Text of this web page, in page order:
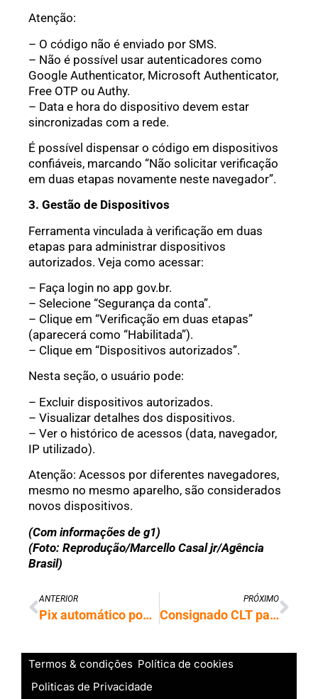
Atenção:
– O código não é enviado por SMS.
– Não é possível usar autenticadores como
Google Authenticator, Microsoft Authenticator,
Free OTP ou Authy.
– Data e hora do dispositivo devem estar
sincronizadas com a rede.
É possível dispensar o código em dispositivos
confiáveis, marcando “Não solicitar verificação
em duas etapas novamente neste navegador”.
3. Gestão de Dispositivos
Ferramenta vinculada à verificação em duas
etapas para administrar dispositivos
autorizados. Veja como acessar:
– Faça login no app gov.br.
– Selecione “Segurança da conta”.
– Clique em “Verificação em duas etapas”
(aparecerá como “Habilitada”).
– Clique em “Dispositivos autorizados”.
Nesta seção, o usuário pode:
– Excluir dispositivos autorizados.
– Visualizar detalhes dos dispositivos.
– Ver o histórico de acessos (data, navegador,
IP utilizado).
Atenção: Acessos por diferentes navegadores,
mesmo no mesmo aparelho, são considerados
novos dispositivos.
(Com informações de g1)
(Foto: Reprodução/Marcello Casal jr/Agência
Brasil)
ANTERIOR
Pix automático pode beneficiar 60 milhões de brasileiros sem cartão crédito
PRÓXIMO
Consignado CLT passa a permitir portabilidade do crédito entre bancos
Termos & condições Política de cookies
Politicas de Privacidade